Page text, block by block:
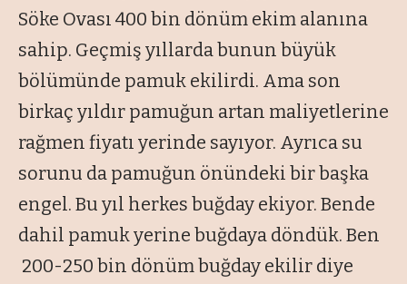
Söke Ovası 400 bin dönüm ekim alanına
sahip. Geçmiş yıllarda bunun büyük
bölümünde pamuk ekilirdi. Ama son
birkaç yıldır pamuğun artan maliyetlerine
rağmen fiyatı yerinde sayıyor. Ayrıca su
sorunu da pamuğun önündeki bir başka
engel. Bu yıl herkes buğday ekiyor. Bende
dahil pamuk yerine buğdaya döndük. Ben
200-250 bin dönüm buğday ekilir diye